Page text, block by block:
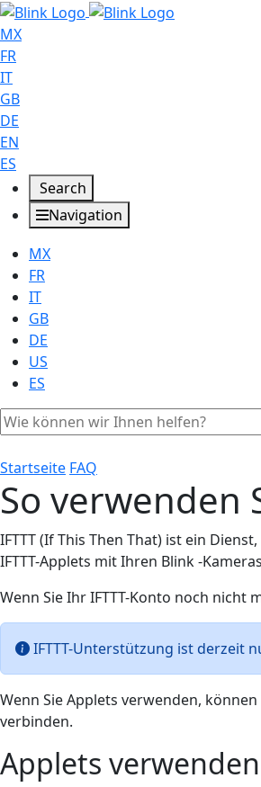
MX
FR
IT
GB
DE
EN
ES
Search
Navigation
MX
FR
IT
GB
DE
US
ES
Startseite FAQ
So verwenden
IFTTT (If This Then That) ist ein
IFTTT-Applets mit Ihren Blink -
Wenn Sie Ihr IFTTT-Konto noch
IFTTT-Unterstützung ist derzeit
Wenn Sie Applets verwenden,
verbinden.
Applets verwenden